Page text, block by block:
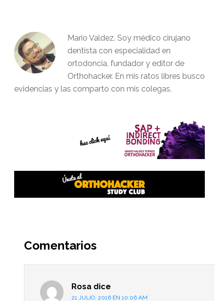
Mario Valdez. Soy médico cirujano
dentista con especialidad en
ortodoncia, fundador y editor de
Orthohacker. En mis ratos libres busco
evidencias y las comparto con mis colegas.
del
lector
Comentarios
Rosa dice
21 JULIO, 2016 EN 10:06 AM